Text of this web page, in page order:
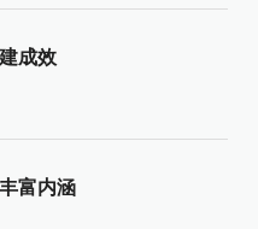
成效
富内涵